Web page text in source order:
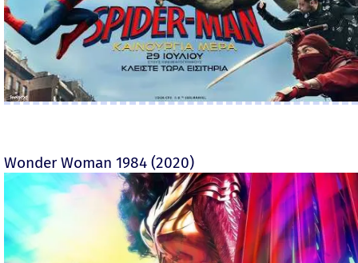
Wonder Woman 1984 (2020)